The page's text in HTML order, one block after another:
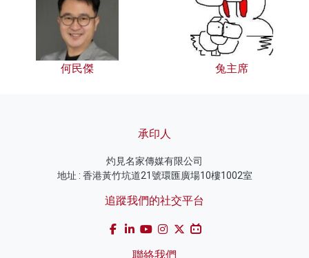
何民傑 兔主席
承印人
灼見名家傳媒有限公司
地址 : 香港黃竹坑道21號環匯廣場10樓1002室
追蹤我們的社交平台
聯絡我們